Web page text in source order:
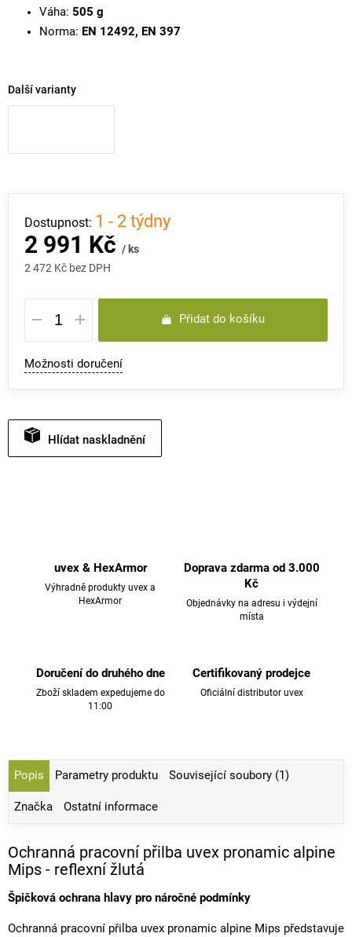
Váha: 505 g
Norma: EN 12492, EN 397
Další varianty
2 991 Kč / ks
2 472 Kč bez DPH
Měrná
cena:
1 - 2 týdny
Přidat do košíku
Možnosti doručení
Hlídat
uvex & HexArmor
Výhradně produkty uvex a
HexArmor
Doprava zdarma od 3.000
Kč
Objednávky na adresu i výdejní
místa
Doručení do druhého dne
Zboží skladem expedujeme do
11:00
Certifikovaný prodejce
Oficiální distributor uvex
Popis Parametry produktu Související soubory (1)
Značka Ostatní informace
Ochranná pracovní přilba uvex pronamic alpine
Mips - reflexní žlutá
Špičková ochrana hlavy pro náročné podmínky
Ochranná pracovní přilba uvex pronamic alpine Mips představuje